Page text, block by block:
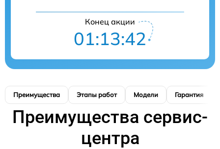
Конец акции
01:13:41
Преимущества Этапы работ Модели Гарантия
Преимущества сервис-
центра